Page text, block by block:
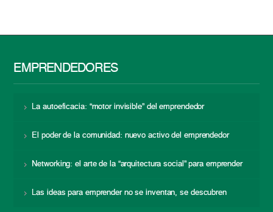
EMPRENDEDORES
La autoeficacia: “motor invisible” del emprendedor
El poder de la comunidad: nuevo activo del emprendedor
Networking: el arte de la “arquitectura social” para emprender
Las ideas para emprender no se inventan, se descubren